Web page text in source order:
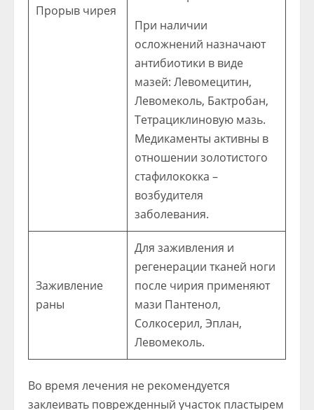
Прорыв чирея
При наличии
осложнений назначают
антибиотики в виде
мазей: Левомецитин,
Левомеколь, Бактробан,
Тетрациклиновую мазь.
Медикаменты активны в
отношении золотистого
стафилококка –
возбудителя
заболевания.
Заживление
раны
Для заживления и
регенерации тканей ноги
после чирия применяют
мази Пантенол,
Солкосерил, Эплан,
Левомеколь.
Во время лечения не рекомендуется
заклеивать поврежденный участок пластырем